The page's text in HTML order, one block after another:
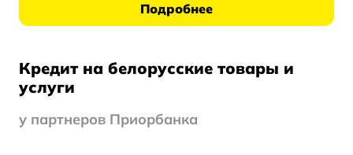
Подробнее
Кредит на белорусские товары и
услуги
у партнеров Приорбанка